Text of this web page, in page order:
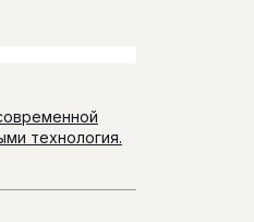
технология.